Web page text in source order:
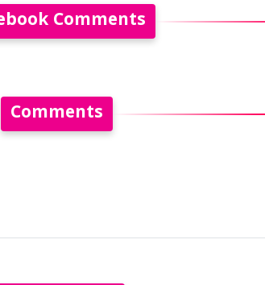
Comments
Comments